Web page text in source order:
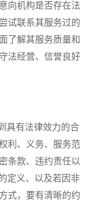
向机构是否存在法
试联系其服务过的
了解其服务质量和
法经营、信誉良好
有法律效力的合
利、义务、服务范
条款、违约责任以
定义、以及若因非
式，要有清晰的约